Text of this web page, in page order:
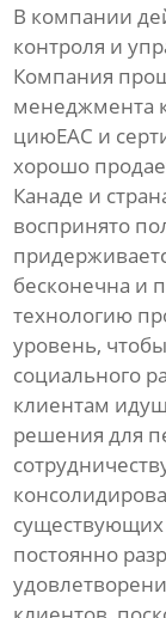
В компании
контроля и
Компания
менеджмента
циюЕАС и
хорошо
Канаде и
воспринято
бесконечна и
технологию
уровень,
социального
клиентам
решения для
существующих
постоянно